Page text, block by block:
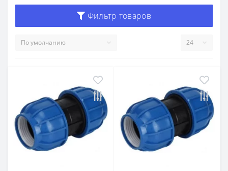
Фильтр товаров